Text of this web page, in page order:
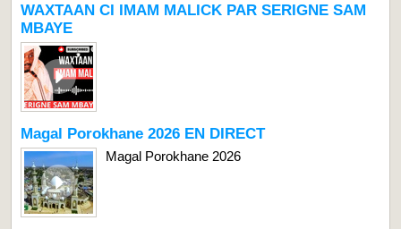
WAXTAAN CI IMAM MALICK PAR SERIGNE SAM
MBAYE
Magal Porokhane 2026 EN DIRECT
Magal Porokhane 2026